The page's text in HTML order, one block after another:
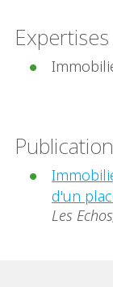
d'un
Les